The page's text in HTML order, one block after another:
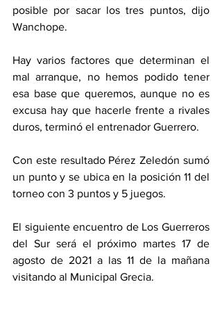
posible por sacar los tres puntos, dijo
Wanchope.
Hay varios factores que determinan el
mal arranque, no hemos podido tener
esa base que queremos, aunque no es
excusa hay que hacerle frente a rivales
duros, terminó el entrenador Guerrero.
Con este resultado Pérez Zeledón sumó
un punto y se ubica en la posición 11 del
torneo con 3 puntos y 5 juegos.
El siguiente encuentro de Los Guerreros
del Sur será el próximo martes 17 de
agosto de 2021 a las 11 de la mañana
visitando al Municipal Grecia.